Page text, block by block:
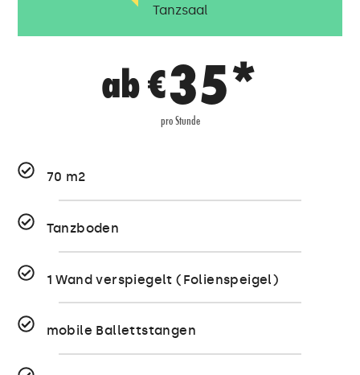
Tanzsaal
ab €35*
pro Stunde
70 m2
Tanzboden
1 Wand verspiegelt (Folienspeigel)
mobile Ballettstangen